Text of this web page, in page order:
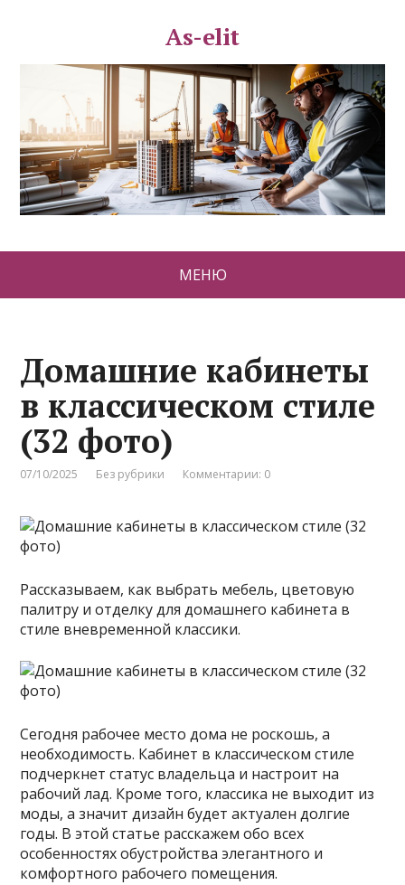
As-elit
МЕНЮ
Домашние кабинеты
в классическом стиле
(32 фото)
07/10/2025 Без рубрики Комментарии: 0
Рассказываем, как выбрать мебель, цветовую
палитру и отделку для домашнего кабинета в
стиле вневременной классики.
Сегодня рабочее место дома не роскошь, а
необходимость. Кабинет в классическом стиле
подчеркнет статус владельца и настроит на
рабочий лад. Кроме того, классика не выходит из
моды, а значит дизайн будет актуален долгие
годы. В этой статье расскажем обо всех
особенностях обустройства элегантного и
комфортного рабочего помещения.